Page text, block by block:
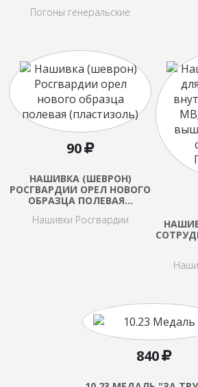
Погоны генеральские
90
НАШИВКА (ШЕВРОН)
РОСГВАРДИИ ОРЕЛ НОВОГО
ОБРАЗЦА ПОЛЕВАЯ…
Нашивки Росгвардии
840